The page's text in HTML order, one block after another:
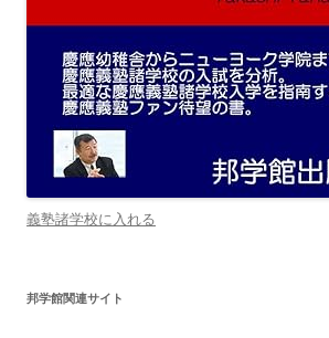
義塾諸学校に入れる
邦学館関連サイト